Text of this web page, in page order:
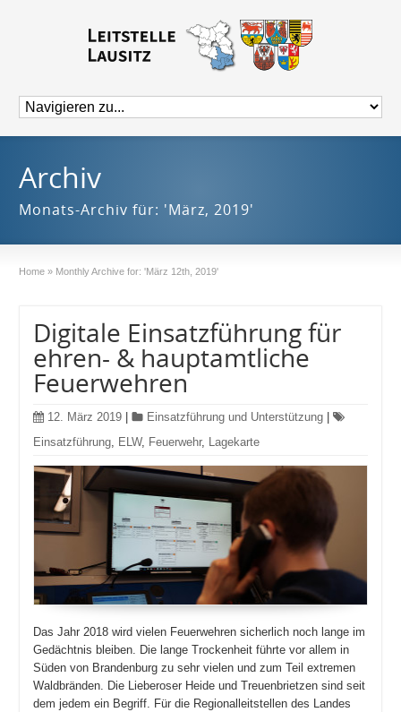
Archiv
Monats-Archiv für: 'März, 2019'
Home » Monthly Archive for: 'März 12th, 2019'
Digitale Einsatzführung für
ehren- & hauptamtliche
Feuerwehren
12. März 2019 Einsatzführung und Unterstützung
Einsatzführung, ELW, Feuerwehr, Lagekarte
Das Jahr 2018 wird vielen Feuerwehren sicherlich noch lange im
Gedächtnis bleiben. Die lange Trockenheit führte vor allem in
Süden von Brandenburg zu sehr vielen und zum Teil extremen
Waldbränden. Die Lieberoser Heide und Treuenbrietzen sind seit
dem jedem ein Begriff. Für die Regionalleitstellen des Landes